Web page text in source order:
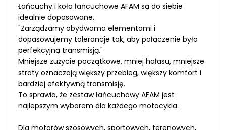
Łańcuchy i koła łańcuchowe AFAM są do siebie
idealnie dopasowane.
"Zarządzamy obydwoma elementami i
dopasowujemy tolerancje tak, aby połączenie było
perfekcyjną transmisją."
Mniejsze zużycie początkowe, mniej hałasu, mniejsze
straty oznaczają większy przebieg, większy komfort i
bardziej efektywną transmisję.
To sprawia, że ​​zestaw łańcuchowy AFAM jest
najlepszym wyborem dla każdego motocykla.